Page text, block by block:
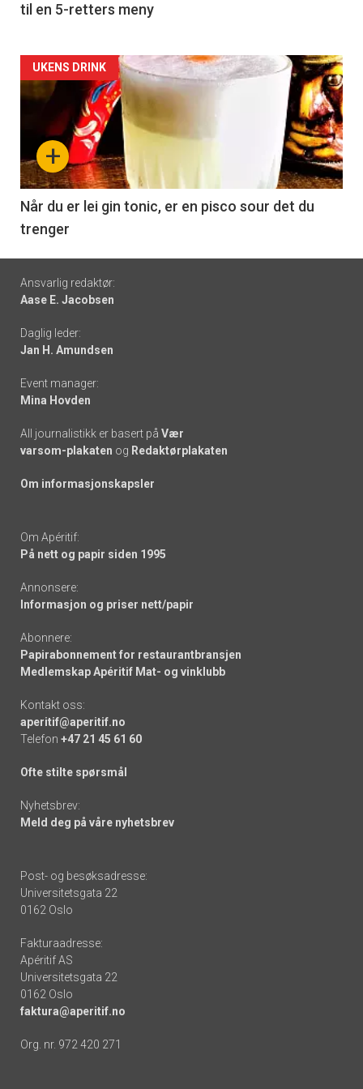
til en 5-retters meny
Forsiden
akkurat
nå
-
6
+
UKENS DRINK
Når du er lei gin tonic, er en pisco sour det du
trenger
Footer
-
links
Ansvarlig redaktør:
Aase E. Jacobsen
Daglig leder:
Jan H. Amundsen
Event manager:
Mina Hovden
All journalistikk er basert på Vær
varsom-plakaten og Redaktørplakaten
Om informasjonskapsler
Om Apéritif:
På nett og papir siden 1995
Annonsere:
Informasjon og priser nett/papir
Abonnere:
Papirabonnement for restaurantbransjen
Medlemskap Apéritif Mat- og vinklubb
Kontakt oss:
aperitif@aperitif.no
Telefon +47 21 45 61 60
Ofte stilte spørsmål
Nyhetsbrev:
Meld deg på våre nyhetsbrev
Post- og besøksadresse:
Universitetsgata 22
0162 Oslo
Fakturaadresse:
Apéritif AS
Universitetsgata 22
0162 Oslo
faktura@aperitif.no
Org. nr. 972 420 271